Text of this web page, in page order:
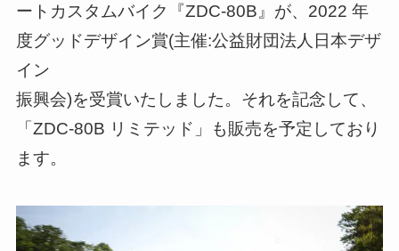
ートカスタムバイク『ZDC-80B』が、2022 年
度グッドデザイン賞(主催:公益財団法人日本デザ
イン
振興会)を受賞いたしました。それを記念して、
「ZDC-80B リミテッド」も販売を予定しており
ます。